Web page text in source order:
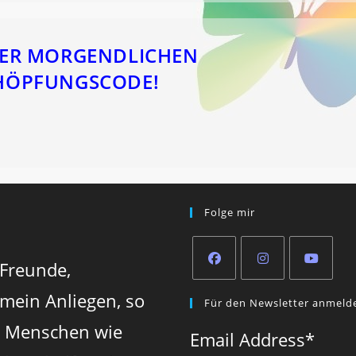
MORGENDLICHEN
Anliegen, so
wie
Folge mir
in
new
in
new
in
new
Für den Newsletter
Email Address*